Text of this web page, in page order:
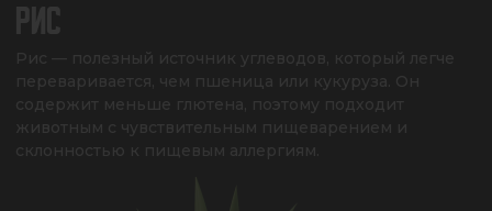
РИС
Рис — полезный источник углеводов, который легче
переваривается, чем пшеница или кукуруза. Он
содержит меньше глютена, поэтому подходит
животным с чувствительным пищеварением и
склонностью к пищевым аллергиям.